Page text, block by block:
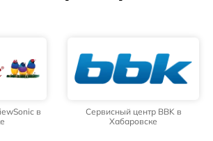
в
Сервисный центр BBK в
Хабаровске